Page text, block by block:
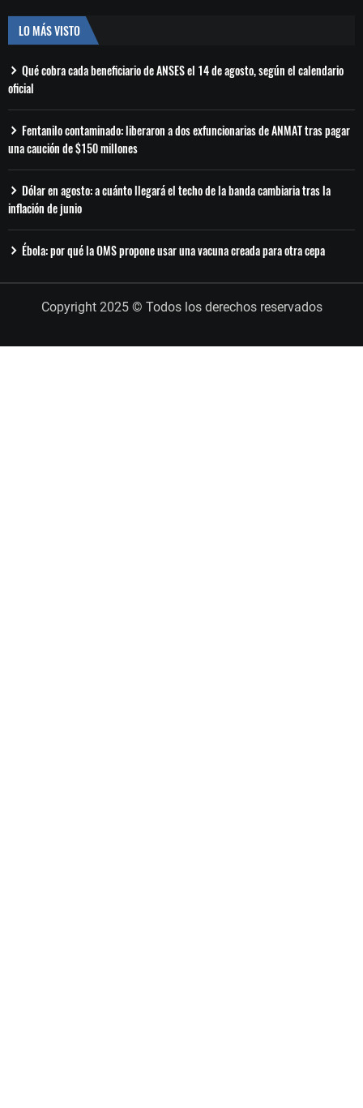
LO MÁS VISTO
Qué cobra cada beneficiario de ANSES el 14 de agosto, según el calendario
oficial
Fentanilo contaminado: liberaron a dos exfuncionarias de ANMAT tras pagar
una caución de $150 millones
Dólar en agosto: a cuánto llegará el techo de la banda cambiaria tras la
inflación de junio
Ébola: por qué la OMS propone usar una vacuna creada para otra cepa
Copyright 2025 © Todos los derechos reservados